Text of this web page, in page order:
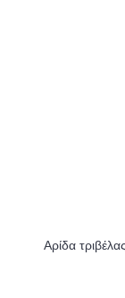
Αρίδα